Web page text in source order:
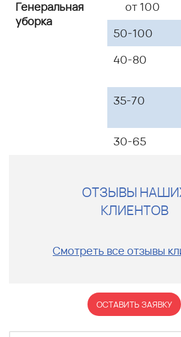
Генеральная
уборка
от 100
50-100
40-80
35-70
30-65
ОТЗЫВЫ
КЛИЕНТОВ
Смотреть все отзывы
ОСТАВИТЬ ЗАЯВКУ